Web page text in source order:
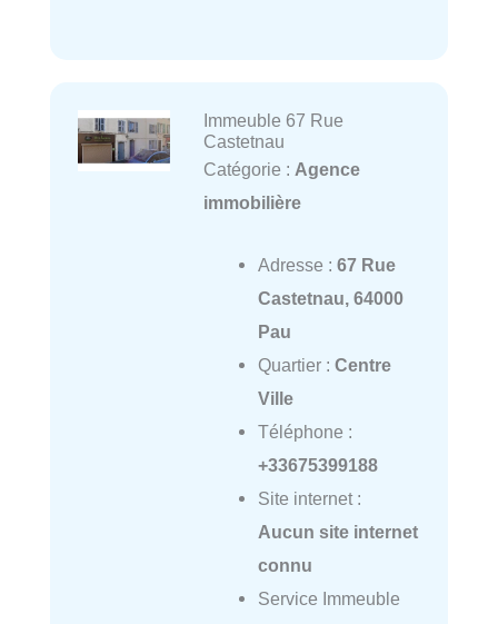
Immeuble 67 Rue
Castetnau
Catégorie : Agence
immobilière
Adresse : 67 Rue
Castetnau, 64000
Pau
Quartier : Centre
Ville
Téléphone :
+33675399188
Site internet :
Aucun site internet
connu
Service Immeuble